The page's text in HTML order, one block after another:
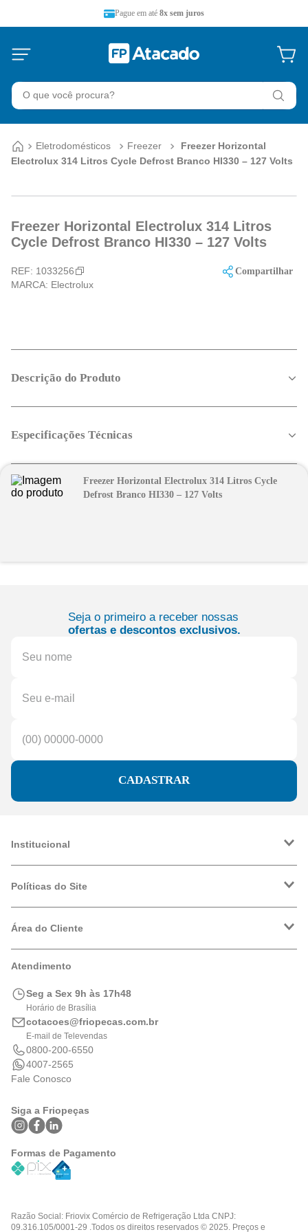
Pague em até 8x sem juros
O que você procura?
Eletrodomésticos Freezer
Freezer Horizontal
Electrolux 314 Litros Cycle Defrost Branco HI330 – 127 Volts
Freezer Horizontal Electrolux 314 Litros
Cycle Defrost Branco HI330 – 127 Volts
REF: 1033256
MARCA: Electrolux
Compartilhar
Descrição do Produto
Especificações Técnicas
Freezer Horizontal Electrolux 314 Litros Cycle
Defrost Branco HI330 – 127 Volts
Seja o primeiro a receber nossas
ofertas e descontos exclusivos.
CADASTRAR
Institucional
Trabalhe Conosco
Políticas do Site
Política de Privacidade
Logística
Área do Cliente
Meus Pedidos
Portal de Boletos
Atendimento
Seg a Sex 9h às 17h48
Horário de Brasília
cotacoes@friopecas.com.br
E-mail de Televendas
0800-200-6550
4007-2565
Fale Conosco
Siga a Friopeças
Formas de Pagamento
Razão Social: Friovix Comércio de Refrigeração Ltda CNPJ:
09.316.105/0001-29 .Todos os direitos reservados © 2025. Preços e